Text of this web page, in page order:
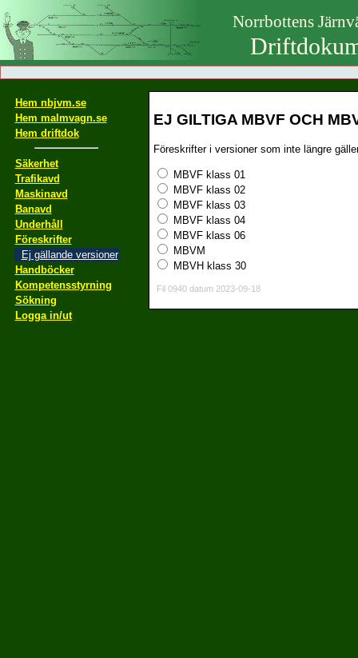
Norrbottens
Hem nbjvm.se
Hem malmvagn.se
Hem driftdok
Säkerhet
Trafikavd
Maskinavd
Banavd
Underhåll
Föreskrifter
Ej gällande versioner
Handböcker
Kompetensstyrning
Sökning
Logga in/ut
EJ GILTIGA MBVF OCH
Föreskrifter i versioner som inte längre
MBVF klass 01
MBVF klass 02
MBVF klass 03
MBVF klass 04
MBVF klass 06
MBVM
MBVH klass 30
Fil 0940 datum 2023-09-18